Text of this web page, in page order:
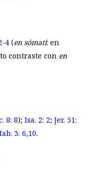
4(en sómati: en
contraste con en
8: 8); Isa. 2: 2; Jer. 51:
3: 6,10.